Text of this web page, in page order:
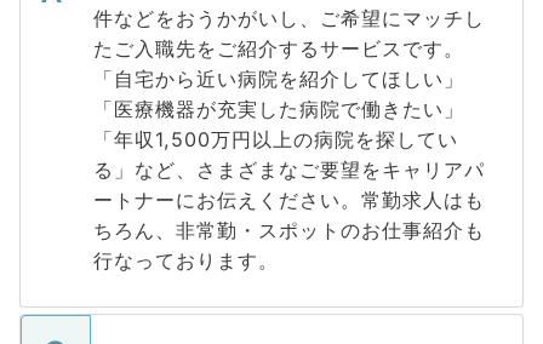
件などをおうかがいし、ご希望にマッチし
たご入職先をご紹介するサービスです。
「自宅から近い病院を紹介してほしい」
「医療機器が充実した病院で働きたい」
「年収1,500万円以上の病院を探してい
る」など、さまざまなご要望をキャリアパ
ートナーにお伝えください。常勤求人はも
ちろん、非常勤・スポットのお仕事紹介も
行なっております。